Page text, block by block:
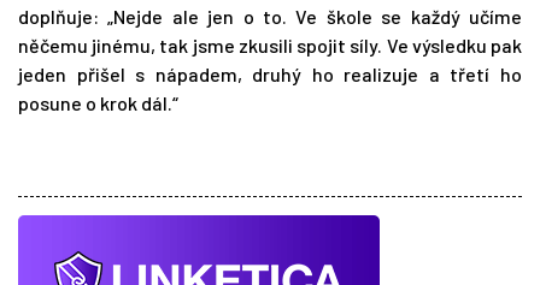
doplňuje: „Nejde ale jen o to. Ve škole se každý učíme
něčemu jinému, tak jsme zkusili spojit síly. Ve výsledku pak
jeden přišel s nápadem, druhý ho realizuje a třetí ho
posune o krok dál.“